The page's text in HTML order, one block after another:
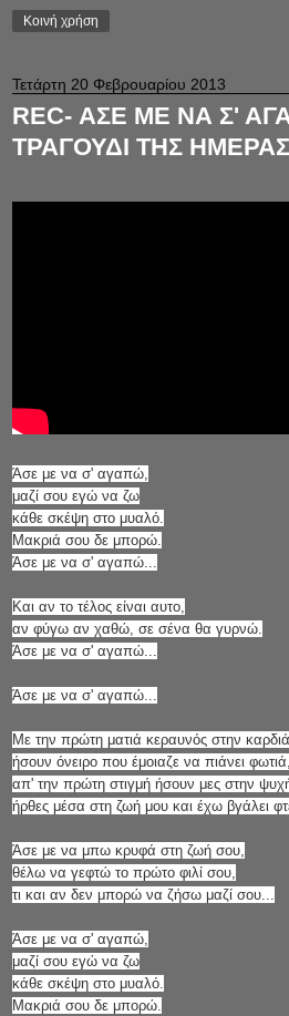
Κοινή χρήση
Τετάρτη 20 Φεβρουαρίου 2013
REC- ΑΣΕ ΜΕ ΝΑ Σ'
ΤΡΑΓΟΥΔΙ ΤΗΣ ΗΜΕΡΑΣ
Άσε με να σ' αγαπώ,
μαζί σου εγώ να ζω
κάθε σκέψη στο μυαλό.
Μακριά σου δε μπορώ.
Άσε με να σ' αγαπώ...
Και αν το τέλος είναι αυτο,
αν φύγω αν χαθώ, σε σένα θα γυρνώ.
Άσε με να σ' αγαπώ...
Άσε με να σ' αγαπώ...
Με την πρώτη ματιά κεραυνός στην
ήσουν όνειρο που έμοιαζε να πιάνει φωτιά,
απ' την πρώτη στιγμή ήσουν μες στην
ήρθες μέσα στη ζωή μου και έχω βγάλει
Άσε με να μπω κρυφά στη ζωή σου,
θέλω να γεφτώ το πρώτο φιλί σου,
τι και αν δεν μπορώ να ζήσω μαζί σου...
Άσε με να σ' αγαπώ,
μαζί σου εγώ να ζω
κάθε σκέψη στο μυαλό.
Μακριά σου δε μπορώ.